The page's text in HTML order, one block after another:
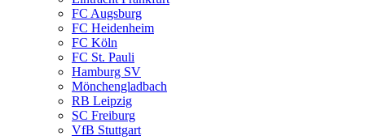
FC Augsburg
FC Heidenheim
FC Köln
FC St. Pauli
Hamburg SV
Mönchengladbach
RB Leipzig
SC Freiburg
VfB Stuttgart